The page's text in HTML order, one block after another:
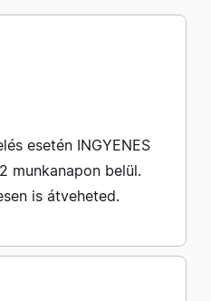
esetén INGYENES
munkanapon belül.
is átveheted.